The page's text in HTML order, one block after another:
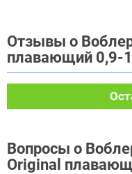
Отзывы о
плавающий 0,9-
Вопросы о
Original